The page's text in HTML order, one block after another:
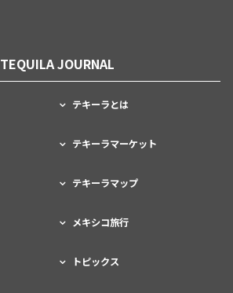
TEQUILA JOURNAL
テキーラとは
テキーラマーケット
テキーラマップ
メキシコ旅行
トピックス